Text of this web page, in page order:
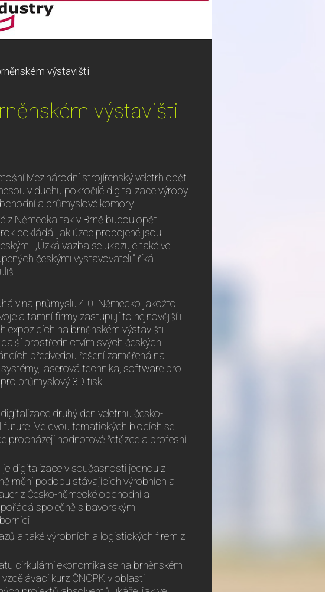
výstavišti
výstavišti
Mezinárodní strojírenský veletrh opět
v duchu pokročilé digitalizace výroby.
a průmyslové komory.
z Německa tak v Brně budou opět
dokládá, jak úzce propojené jsou
„Úzká vazba se ukazuje také ve
českými vystavovateli,“ říká
vlna průmyslu 4.0. Německo jakožto
a tamní firmy zastupují to nejnovější i
expozicích na brněnském výstavišti.
prostřednictvím svých českých
předvedou řešení zaměřená na
laserová technika, software pro
průmyslový 3D tisk.
druhý den veletrhu česko-
Ve dvou tematických blocích se
procházejí hodnotové řetězce a profesní
digitalizace v současnosti jednou z
mění podobu stávajících výrobních a
z Česko-německé obchodní a
společně s bavorským
a také výrobních a logistických firem z
cirkulární ekonomika se na brněnském
kurz ČNOPK v oblasti